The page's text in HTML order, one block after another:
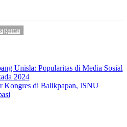
Unisla: Popularitas di Media Sosial
2024
Kongres di Balikpapan, ISNU